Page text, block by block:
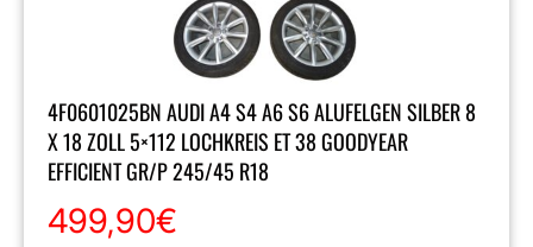
4F0601025BN AUDI A4 S4 A6 S6 ALUFELGEN SILBER 8
X 18 ZOLL 5×112 LOCHKREIS ET 38 GOODYEAR
EFFICIENT GR/P 245/45 R18
499,90€